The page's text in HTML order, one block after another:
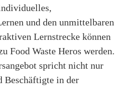
und den unmittelbaren
Lernstrecke können
Food Waste Heros werden.
spricht nicht nur
Beschäftigte in der